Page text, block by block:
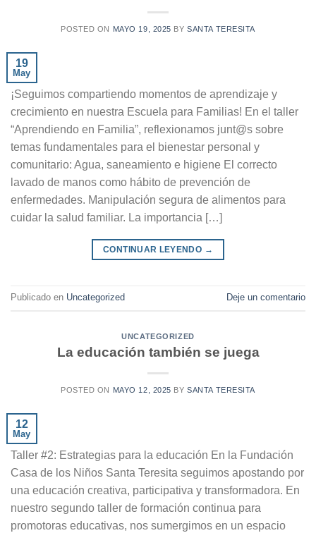
POSTED ON MAYO 19, 2025 BYSANTA TERESITA
19
May
¡Seguimos compartiendo momentos de aprendizaje y
crecimiento en nuestra Escuela para Familias! En el taller
“Aprendiendo en Familia”, reflexionamos junt@s sobre
temas fundamentales para el bienestar personal y
comunitario: Agua, saneamiento e higiene El correcto
lavado de manos como hábito de prevención de
enfermedades. Manipulación segura de alimentos para
cuidar la salud familiar. La importancia […]
CONTINUAR LEYENDO →
Publicado en Uncategorized Deje un comentario
UNCATEGORIZED
La educación también se juega
POSTED ON MAYO 12, 2025 BYSANTA TERESITA
12
May
Taller #2: Estrategias para la educación En la Fundación
Casa de los Niños Santa Teresita seguimos apostando por
una educación creativa, participativa y transformadora. En
nuestro segundo taller de formación continua para
promotoras educativas, nos sumergimos en un espacio